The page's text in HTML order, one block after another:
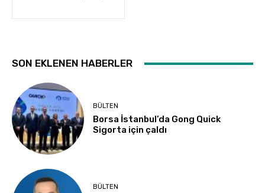
SON EKLENEN HABERLER
BÜLTEN
Borsa İstanbul’da Gong Quick
Sigorta için çaldı
BÜLTEN